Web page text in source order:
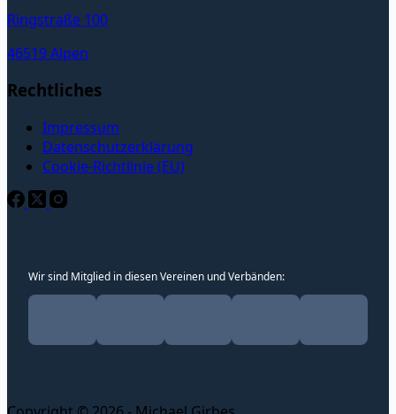
Ringstraße 100
46519 Alpen
Rechtliches
Impressum
Datenschutzerklärung
Cookie-Richtlinie (EU)
Wir sind Mitglied in diesen Vereinen und Verbänden: